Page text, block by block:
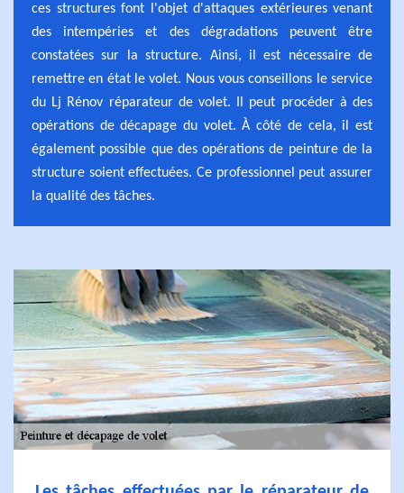
ces structures font l'objet d'attaques extérieures venant
des intempéries et des dégradations peuvent être
constatées sur la structure. Ainsi, il est nécessaire de
remettre en état le volet. Nous vous conseillons le service
du Lj Rénov réparateur de volet. Il peut procéder à des
opérations de décapage du volet. À côté de cela, il est
également possible que des opérations de peinture de la
structure soient effectuées. Ce professionnel peut assurer
la qualité des tâches.